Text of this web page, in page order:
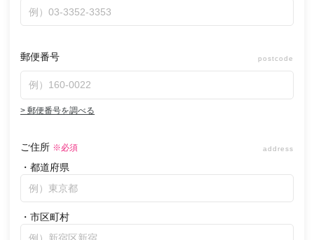
郵便番号 postcode
> 郵便番号を調べる
ご住所 ※必須 address
・都道府県
・市区町村